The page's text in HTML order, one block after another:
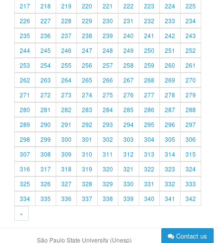
217
218 219 220 221 222 223 224
225
226
227 228 229 230 231 232 233
234
235
236 237 238 239 240 241 242
243
244
245 246 247 248 249 250 251
252
253
254 255 256 257 258 259 260
261
262
263 264 265 266 267 268 269
270
271
272 273 274 275 276 277 278
279
280
281 282 283 284 285 286 287
288
289
290 291 292 293 294 295 296
297
298
299 300 301 302 303 304 305
306
307
308 309 310 311 312 313 314
315
316
317 318 319 320 321 322 323
324
325
326 327 328 329 330 331 332
333
334
335 336 337 338 339 340 341
342
»
São Paulo State University (Unesp) Contact us